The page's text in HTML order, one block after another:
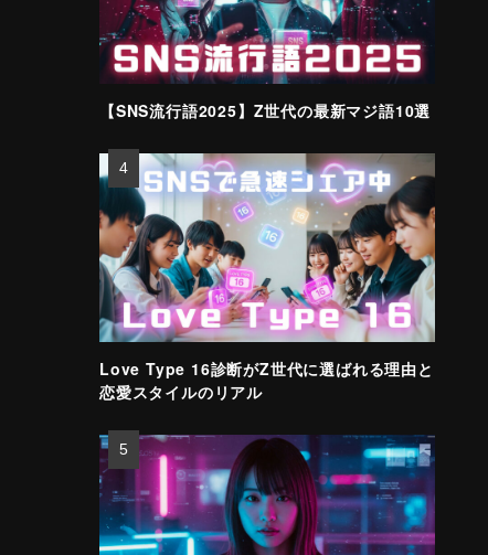
【SNS流行語2025】Z世代の最新マジ語10選
Love Type 16診断がZ世代に選ばれる理由と
恋愛スタイルのリアル